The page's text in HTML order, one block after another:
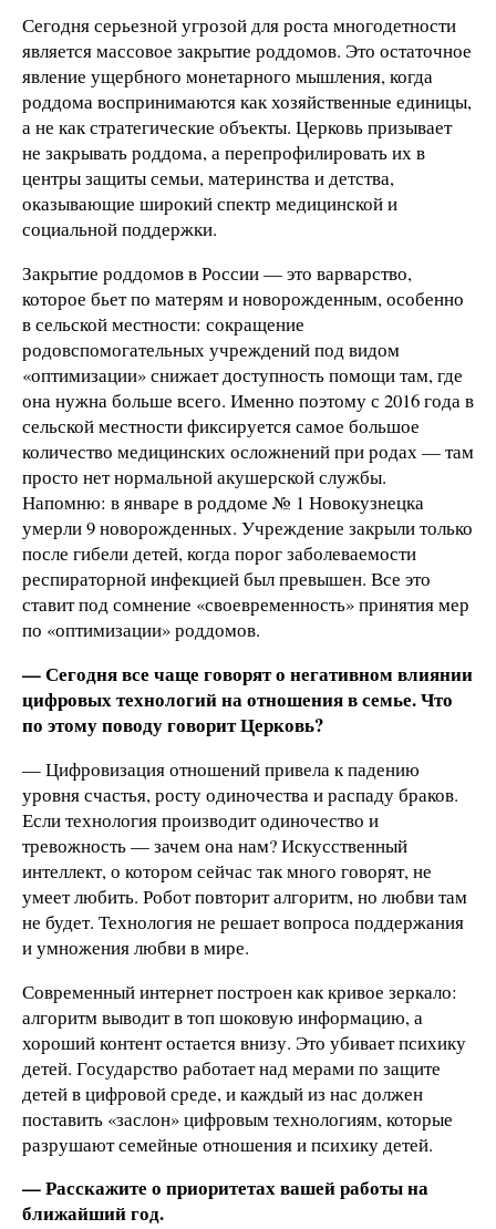
Сегодня серьезной угрозой для роста многодетности
является массовое закрытие роддомов. Это остаточное
явление ущербного монетарного мышления, когда
роддома воспринимаются как хозяйственные единицы,
а не как стратегические объекты. Церковь призывает
не закрывать роддома, а перепрофилировать их в
центры защиты семьи, материнства и детства,
оказывающие широкий спектр медицинской и
социальной поддержки.
Закрытие роддомов в России — это варварство,
которое бьет по матерям и новорожденным, особенно
в сельской местности: сокращение
родовспомогательных учреждений под видом
«оптимизации» снижает доступность помощи там, где
она нужна больше всего. Именно поэтому с 2016 года в
сельской местности фиксируется самое большое
количество медицинских осложнений при родах — там
просто нет нормальной акушерской службы.
Напомню: в январе в роддоме № 1 Новокузнецка
умерли 9 новорожденных. Учреждение закрыли только
после гибели детей, когда порог заболеваемости
респираторной инфекцией был превышен. Все это
ставит под сомнение «своевременность» принятия мер
по «оптимизации» роддомов.
— Сегодня все чаще говорят о негативном влиянии
цифровых технологий на отношения в семье. Что
по этому поводу говорит Церковь?
— Цифровизация отношений привела к падению
уровня счастья, росту одиночества и распаду браков.
Если технология производит одиночество и
тревожность — зачем она нам? Искусственный
интеллект, о котором сейчас так много говорят, не
умеет любить. Робот повторит алгоритм, но любви там
не будет. Технология не решает вопроса поддержания
и умножения любви в мире.
Современный интернет построен как кривое зеркало:
алгоритм выводит в топ шоковую информацию, а
хороший контент остается внизу. Это убивает психику
детей. Государство работает над мерами по защите
детей в цифровой среде, и каждый из нас должен
поставить «заслон» цифровым технологиям, которые
разрушают семейные отношения и психику детей.
— Расскажите о приоритетах вашей работы на
ближайший год.